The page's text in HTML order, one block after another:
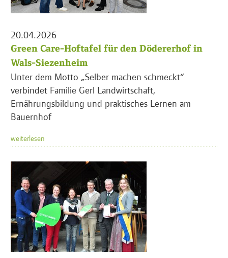
20.04.2026
Green Care-Hoftafel für den Dödererhof in
Wals-Siezenheim
Unter dem Motto „Selber machen schmeckt“
verbindet Familie Gerl Landwirtschaft,
Ernährungsbildung und praktisches Lernen am
Bauernhof
weiterlesen